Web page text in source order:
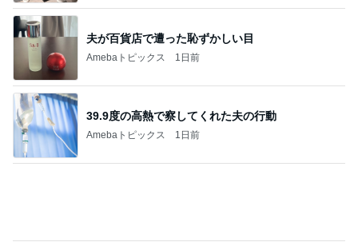
夫が百貨店で遭った恥ずかしい目
Amebaトピックス 1日前
39.9度の高熱で察してくれた夫の行動
Amebaトピックス 1日前